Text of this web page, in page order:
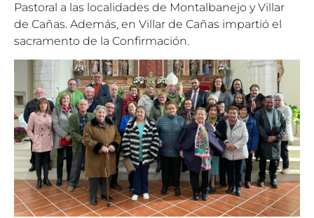
Pastoral a las localidades de Montalbanejo y Villar
de Cañas. Además, en Villar de Cañas impartió el
sacramento de la Confirmación.